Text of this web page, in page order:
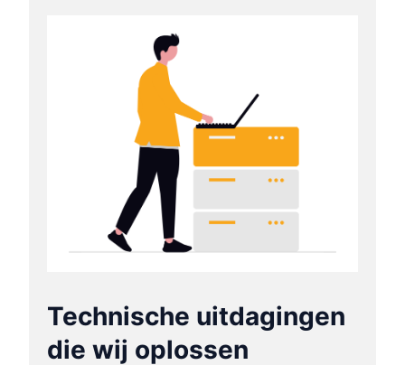
Technische uitdagingen
die wij oplossen